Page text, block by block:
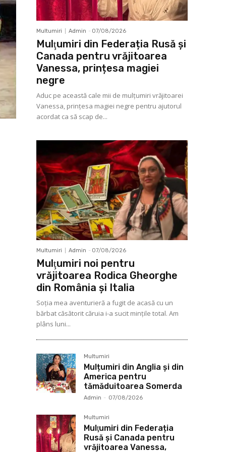
Multumiri Admin - 07/08/2026
Mulţumiri din Federația Rusă și
Canada pentru vrăjitoarea
Vanessa, prințesa magiei
negre
Aduc pe această cale mii de mulţumiri vrăjitoarei
Vanessa, prințesa magiei negre pentru ajutorul
acordat ca să scap de...
Multumiri Admin - 07/08/2026
Mulţumiri noi pentru
vrăjitoarea Rodica Gheorghe
din România și Italia
Soţia mea aventurieră a fugit de acasă cu un
bărbat căsătorit căruia i-a sucit mințile total. Am
plâns luni...
Multumiri
Mulțumiri din Anglia și din
America pentru
tămăduitoarea Somerda
Admin - 07/08/2026
Multumiri
Mulţumiri din Federația
Rusă și Canada pentru
vrăjitoarea Vanessa,